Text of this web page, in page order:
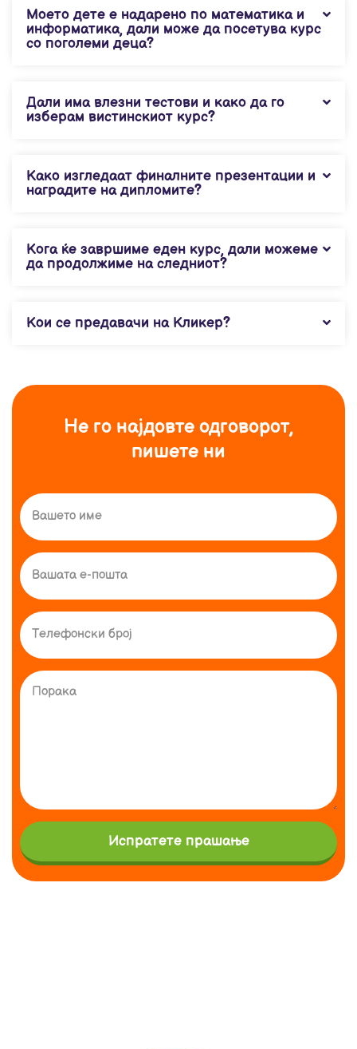
Моето дете е надарено по математика и
информатика, дали може да посетува курс
со поголеми деца?
Дали има влезни тестови и како да го
изберам вистинскиот курс?
Како изгледаат финалните презентации и
наградите на дипломите?
Кога ќе завршиме еден курс, дали можеме
да продолжиме на следниот?
Кои се предавачи на Кликер?
Не го најдовте одговорот,
пишете ни
Испратете прашање